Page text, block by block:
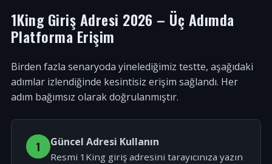
1King Giriş Adresi 2026 – Üç Adımda
Platforma Erişim
Birden fazla senaryoda yinelediğimiz testte, aşağıdaki
adımlar izlendiğinde kesintisiz erişim sağlandı. Her
adım bağımsız olarak doğrulanmıştır.
1 Güncel Adresi Kullanın
Resmi 1King giriş adresini tarayıcınıza yazın